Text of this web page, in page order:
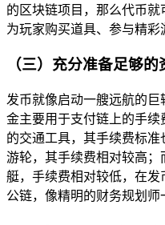
的区块链项目，那么代币
为玩家购买道具、参与精彩
（三）充分准备足够的
发币就像启动一艘远航的
金主要用于支付链上的手
的交通工具，其手续费标
游轮，其手续费相对较高
艇，手续费相对较低，在
公链，像精明的财务规划师